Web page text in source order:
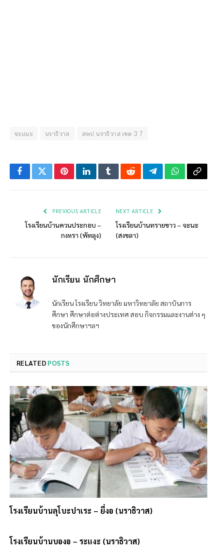
จะแนะ นราธิวาส สพป.นราธิวาส เขต 3 7
FacebookTwitterPinterestLinkedInTumblrRedditTelegramWhatsApp
Copy
PREVIOUS ARTICLE
โรงเรียนบ้านควนประกอบ –
กงหรา (พัทลุง)
NEXT ARTICLE
โรงเรียนบ้านทรายขาว – จะนะ
(สงขลา)
นักเรียน นักศึกษา
นักเรียน โรงเรียน วิทยาลัย มหาวิทยาลัย สถาบันการ
ศึกษา ศึกษาต่อต่างประเทศ สอบ กิจกรรมและงานต่าง ๆ
ของนักศึกษาฯลฯ
RELATED POSTS
โรงเรียนบ้านลุโบะปาเระ – ยี่งอ (นราธิวาส)
โรงเรียนบ้านบองอ – ระแงะ (นราธิวาส)